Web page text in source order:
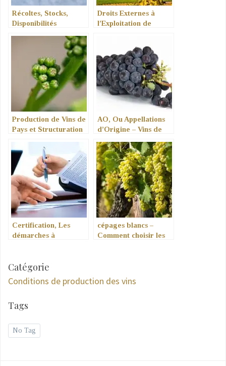
Récoltes, Stocks,
Disponibilités
Droits Externes à
l’Exploitation de
Production de Vins de
Pays et Structuration
AO, Ou Appellations
d’Origine – Vins de
Certification, Les
démarches à
cépages blancs –
Comment choisir les
Catégorie
Conditions de production des vins
Tags
No Tag